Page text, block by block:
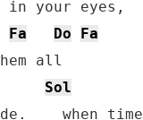
Fa Do
Fa
Sol